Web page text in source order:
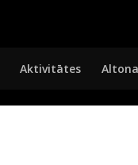
Aktivitātes